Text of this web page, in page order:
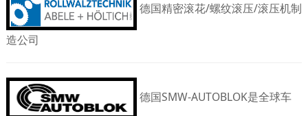
德国精密滚花/螺纹滚压/滚压机制
造公司
德国SMW-AUTOBLOK是全球车